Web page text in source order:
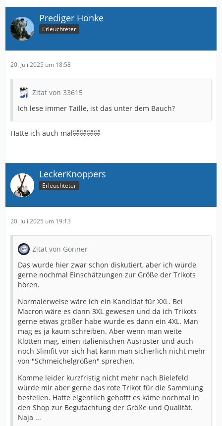
Prediger Honke
Erleuchteter
20. Juli 2025 um 18:58
Zitat von 33615
Ich lese immer Taille, ist das unter dem Bauch?
Hatte ich auch mal🤣🤣🤣🤣
LeckerKnoppers
Erleuchteter
20. Juli 2025 um 19:13
Zitat von Gönner
Das wurde hier zwar schon diskutiert, aber ich würde
gerne nochmal Einschätzungen zur Größe der Trikots
hören.
Normalerweise wäre ich ein Kandidat für XXL. Bei
Macron wäre es dann 3XL gewesen und da ich Trikots
gerne etwas größer habe wurde es dann ein 4XL. Man
mag es ja kaum schreiben. Aber wenn man weite
Klotten mag, einen italienischen Ausrüster und auch
noch Slimfit vor sich hat kann man sicherlich nicht mehr
von "Schmeichelgrößen" sprechen.
Komme leider kurzfristig nicht mehr nach Bielefeld
würde mir aber gerne das rote Trikot für die Sammlung
bestellen. Hatte eigentlich gehofft es käme nochmal in
den Shop zur Begutachtung der Größe und Qualität.
Naja ...